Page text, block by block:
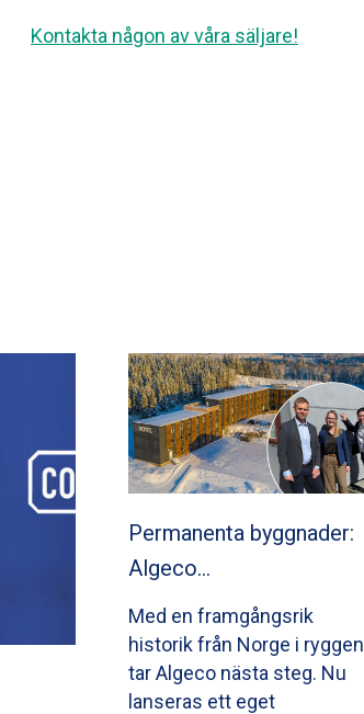
Kontakta någon av våra säljare!
Permanenta byggnader:
Algeco…
Med en framgångsrik
historik från Norge i ryggen
tar Algeco nästa steg. Nu
lanseras ett eget